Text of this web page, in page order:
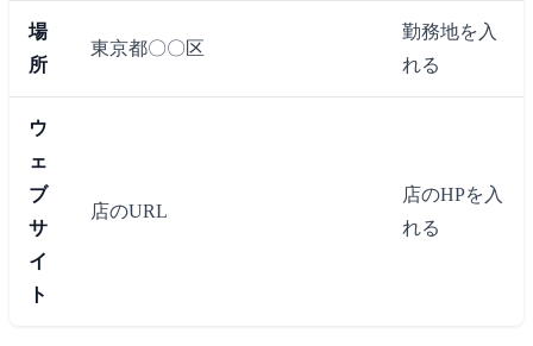
場
所
東京都〇〇区
勤務地を入
れる
ウ
ェ
ブ
サ
イ
ト
店のURL
店のHPを入
れる